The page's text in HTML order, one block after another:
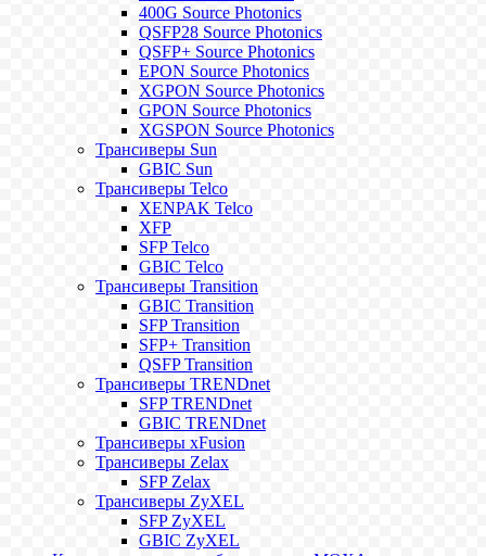
400G Source Photonics
QSFP28 Source Photonics
QSFP+ Source Photonics
EPON Source Photonics
XGPON Source Photonics
GPON Source Photonics
XGSPON Source Photonics
Трансиверы Sun
GBIC Sun
Трансиверы Telco
XENPAK Telco
XFP
SFP Telco
GBIC Telco
Трансиверы Transition
GBIC Transition
SFP Transition
SFP+ Transition
QSFP Transition
Трансиверы TRENDnet
SFP TRENDnet
GBIC TRENDnet
Трансиверы xFusion
Трансиверы Zelax
SFP Zelax
Трансиверы ZyXEL
SFP ZyXEL
GBIC ZyXEL